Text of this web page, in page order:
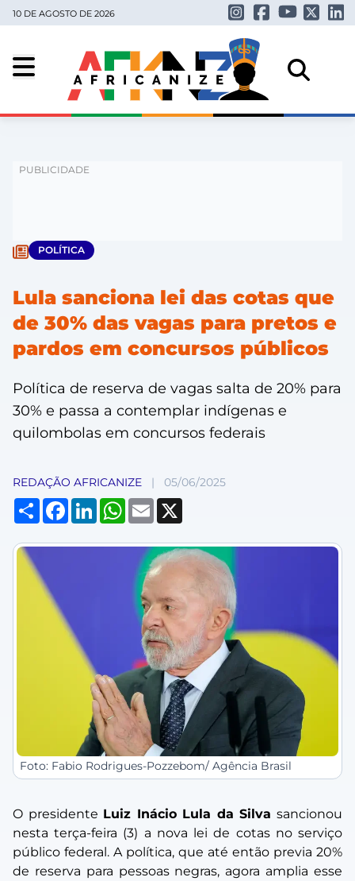
10 DE AGOSTO DE 2026
POLÍTICA
Lula sanciona lei das cotas que
de 30% das vagas para pretos e
pardos em concursos públicos
Política de reserva de vagas salta de 20% para
30% e passa a contemplar indígenas e
quilombolas em concursos federais
REDAÇÃO AFRICANIZE | 05/06/2025
Compartilhar
Facebook
LinkedInWhatsApp
Email
Foto: Fabio Rodrigues-Pozzebom/ Agência Brasil
O presidente Luiz Inácio Lula da Silva sancionou
nesta terça-feira (3) a nova lei de cotas no serviço
público federal. A política, que até então previa 20%
de reserva para pessoas negras, agora amplia esse